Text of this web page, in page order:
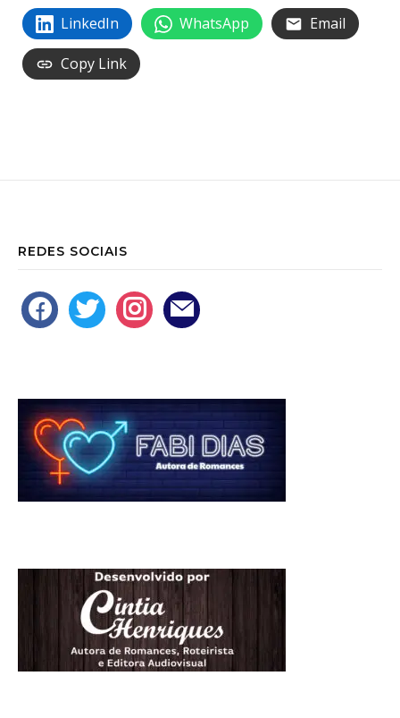
LinkedIn WhatsApp Email
Copy Link
REDES SOCIAIS